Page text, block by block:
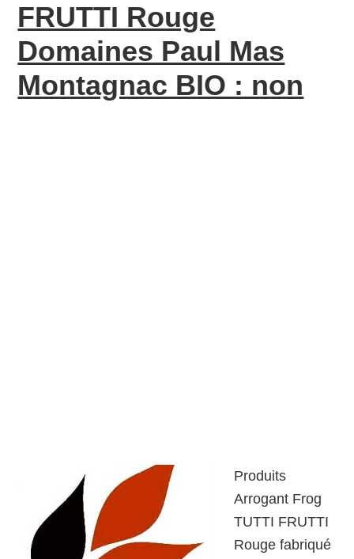
FRUTTI Rouge
Domaines Paul Mas
Montagnac BIO : non
Produits
Arrogant Frog
TUTTI FRUTTI
Rouge fabriqué